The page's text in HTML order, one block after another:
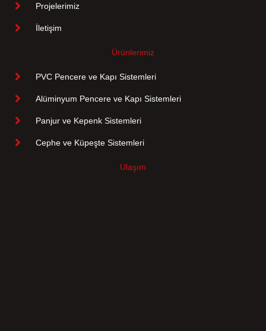
Projelerimiz
İletişim
Ürünlerimiz
PVC Pencere ve Kapı Sistemleri
Alüminyum Pencere ve Kapı Sistemleri
Panjur ve Kepenk Sistemleri
Cephe ve Küpeşte Sistemleri
Ulaşım